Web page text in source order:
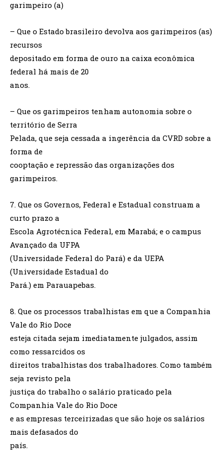
garimpeiro (a)
– Que o Estado brasileiro devolva aos garimpeiros (as)
recursos
depositado em forma de ouro na caixa econômica
federal há mais de 20
anos.
– Que os garimpeiros tenham autonomia sobre o
território de Serra
Pelada, que seja cessada a ingerência da CVRD sobre a
forma de
cooptação e repressão das organizações dos
garimpeiros.
7. Que os Governos, Federal e Estadual construam a
curto prazo a
Escola Agrotécnica Federal, em Marabá; e o campus
Avançado da UFPA
(Universidade Federal do Pará) e da UEPA
(Universidade Estadual do
Pará.) em Parauapebas.
8. Que os processos trabalhistas em que a Companhia
Vale do Rio Doce
esteja citada sejam imediatamente julgados, assim
como ressarcidos os
direitos trabalhistas dos trabalhadores. Como também
seja revisto pela
justiça do trabalho o salário praticado pela
Companhia Vale do Rio Doce
e as empresas terceirizadas que são hoje os salários
mais defasados do
país.